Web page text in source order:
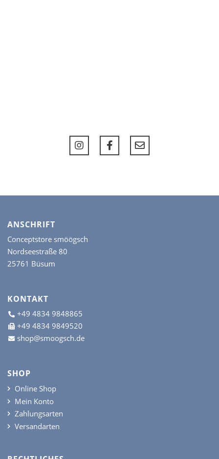
ANSCHRIFT
Conceptstore smöögsch
Nordseestraße 80
25761 Büsum
KONTAKT
+49 4834 9848865
+49 4834 9849520
shop@smoogsch.de
SHOP
Online Shop
Mein Konto
Zahlungsarten
Versandarten